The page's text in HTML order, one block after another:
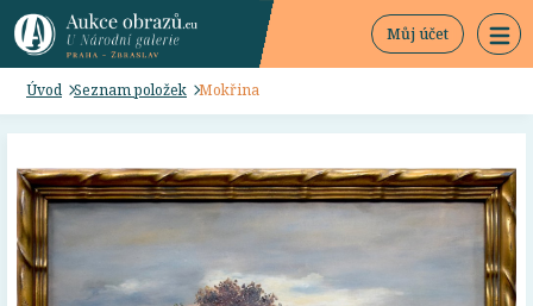
Můj účet
Úvod Seznam položek Mokřina